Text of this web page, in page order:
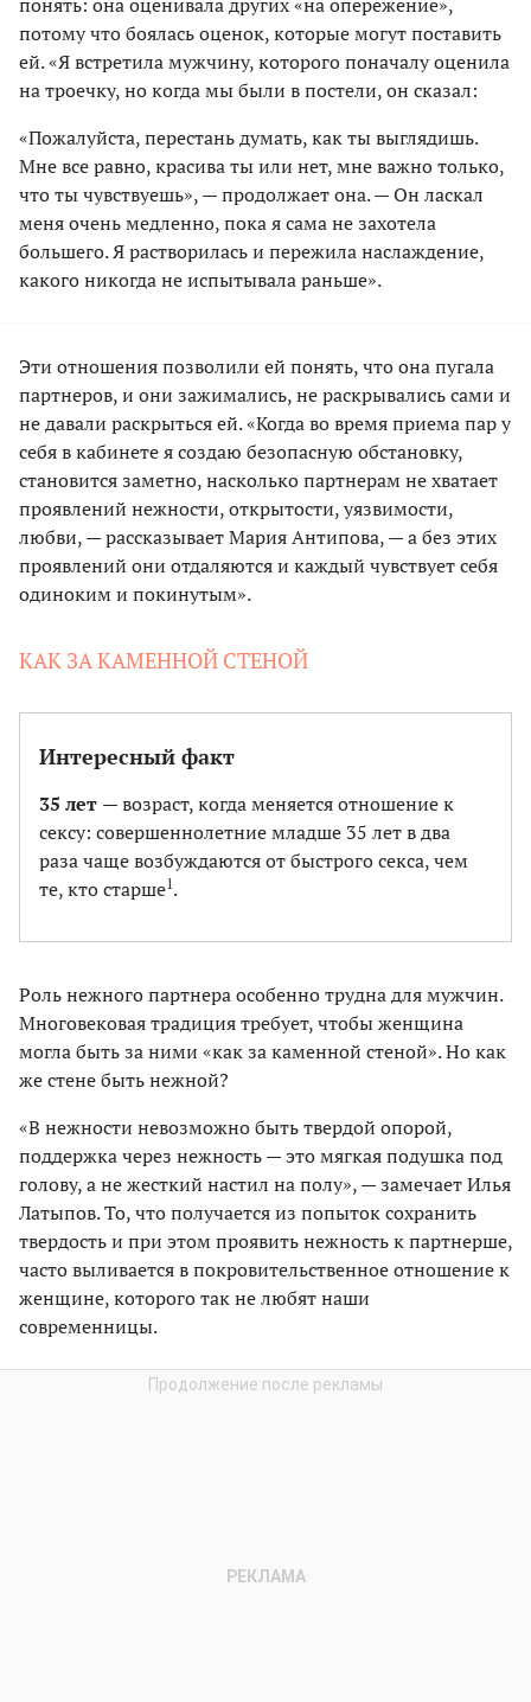
потому что боялась оценок, которые могут поставить
ей. «Я встретила мужчину, которого поначалу оценила
на троечку, но когда мы были в постели, он сказал:
«Пожалуйста, перестань думать, как ты выглядишь.
Мне все равно, красива ты или нет, мне важно только,
что ты чувствуешь», — продолжает она. — Он ласкал
меня очень медленно, пока я сама не захотела
большего. Я растворилась и пережила наслаждение,
какого никогда не испытывала раньше».
Эти отношения позволили ей понять, что она пугала
партнеров, и они зажимались, не раскрывались сами и
не давали раскрыться ей. «Когда во время приема пар у
себя в кабинете я создаю безопасную обстановку,
становится заметно, насколько партнерам не хватает
проявлений нежности, открытости, уязвимости,
любви, — рассказывает Мария Антипова, — а без этих
проявлений они отдаляются и каждый чувствует себя
одиноким и покинутым».
КАК ЗА КАМЕННОЙ СТЕНОЙ
Интересный факт
35 лет — возраст, когда меняется отношение к
сексу: совершеннолетние младше 35 лет в два
раза чаще возбуждаются от быстрого секса, чем
те, кто старше1 .
Роль нежного партнера особенно трудна для мужчин.
Многовековая традиция требует, чтобы женщина
могла быть за ними «как за каменной стеной». Но как
же стене быть нежной?
«В нежности невозможно быть твердой опорой,
поддержка через нежность — это мягкая подуш­ка под
голову, а не жесткий настил на полу», — замечает Илья
Латыпов. То, что получается из попыток сохранить
твердость и при этом проявить нежность к партнерше,
часто выливается в покровительственное отношение к
женщине, которого так не любят наши
современницы.